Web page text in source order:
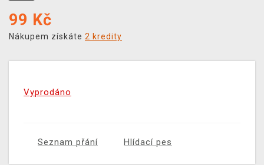
99 Kč
Nákupem získáte 2 kredity
Vyprodáno
Seznam přání Hlídací pes